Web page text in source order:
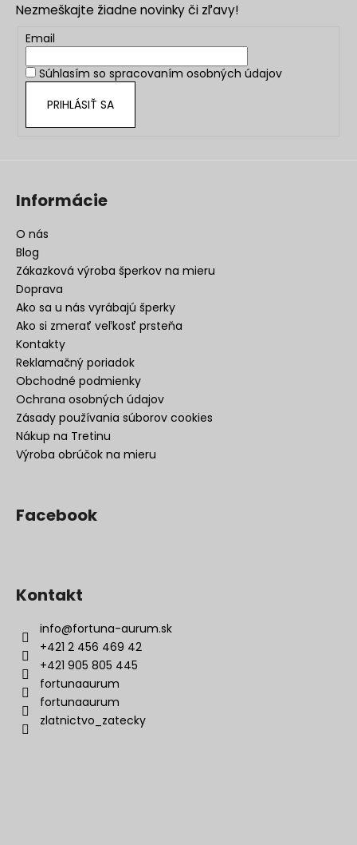
Nezmeškajte žiadne novinky či zľavy!
Email
Súhlasím so spracovaním osobných údajov
PRIHLÁSIŤ SA
Informácie
O nás
Blog
Zákazková výroba šperkov na mieru
Doprava
Ako sa u nás vyrábajú šperky
Ako si zmerať veľkosť prsteňa
Kontakty
Reklamačný poriadok
Obchodné podmienky
Ochrana osobných údajov
Zásady používania súborov cookies
Nákup na Tretinu
Výroba obrúčok na mieru
Facebook
Kontakt
info@fortuna-aurum.sk
+421 2 456 469 42
+421 905 805 445
fortunaaurum
fortunaaurum
zlatnictvo_zatecky